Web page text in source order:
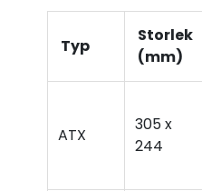
Typ
Storlek
(mm)
ATX
305 x
244